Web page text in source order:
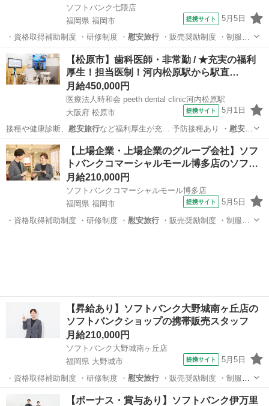
ソフトバンク七隈店
福岡県 福岡市
提携サイト 5月5日
・資格取得補助制度 ・研修制度 ・ 慰安旅行・販売奨励制度 ・制服貸
与 ・連休…
福岡 福岡市 携帯ショップ
【松原市】歯科医師・非常勤 / ★充実の福利
厚生！担当医制！河内松原駅から駅直…
月給450,000円
医療法人時和会 peeth dental clinic河内松原駅
大阪府 松原市
提携サイト 5月1日
接種や健康診断、 慰安旅行など福利厚生が充… 予防接種あり ・ 慰安旅
行あり ・退職金制… 予防接種あり ・慰安旅行あり ・退職金制…
大阪 松原市 その他
【上場企業・上場企業のグループ会社】ソフ
トバンクコマーシャルモール博多店のソフ…
月給210,000円
ソフトバンクコマーシャルモール博多店
福岡県 福岡市
提携サイト 5月5日
・資格取得補助制度 ・研修制度 ・ 慰安旅行・販売奨励制度 ・制服貸
【昇給あり】ソフトバンク大野城南ヶ丘店の
ソフトバンクショップの携帯販売スタッフ
月給210,000円
ソフトバンク大野城南ヶ丘店
福岡県 大野城市
提携サイト 5月5日
・資格取得補助制度 ・研修制度 ・ 慰安旅行・販売奨励制度 ・制服貸
与 ・連休…大野城市 携帯ショップ
【ボーナス・賞与あり】ソフトバンク伊万里